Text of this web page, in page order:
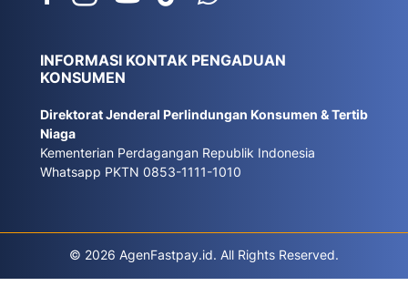
INFORMASI KONTAK PENGADUAN
KONSUMEN
Direktorat Jenderal Perlindungan Konsumen & Tertib
Niaga
Kementerian Perdagangan Republik Indonesia
Whatsapp PKTN 0853-1111-1010
© 2026 AgenFastpay.id. All Rights Reserved.